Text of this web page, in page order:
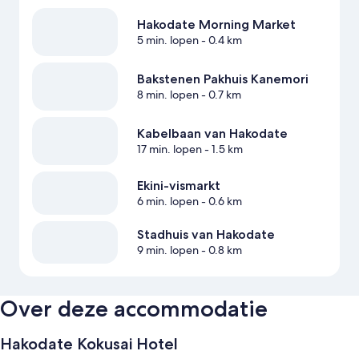
Hakodate Morning Market
5 min. lopen- 0.4 km
Bakstenen Pakhuis Kanemori
8 min. lopen- 0.7 km
Kabelbaan van Hakodate
17 min. lopen- 1.5 km
Ekini-vismarkt
6 min. lopen- 0.6 km
Stadhuis van Hakodate
9 min. lopen- 0.8 km
Over deze accommodatie
Hakodate Kokusai Hotel